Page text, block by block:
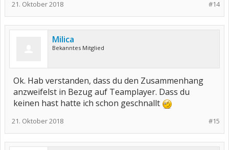
#14
21. Oktober 2018
Milica
Bekanntes Mitglied
Ok. Hab verstanden, dass du den Zusammenhang
anzweifelst in Bezug auf Teamplayer. Dass du
keinen hast hatte ich schon geschnallt
#15
21. Oktober 2018